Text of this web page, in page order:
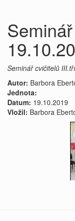
Seminář cvičitelů
Autor: Barbora
Jednota:
Datum: 19.10.2019
Vložil: Barbora